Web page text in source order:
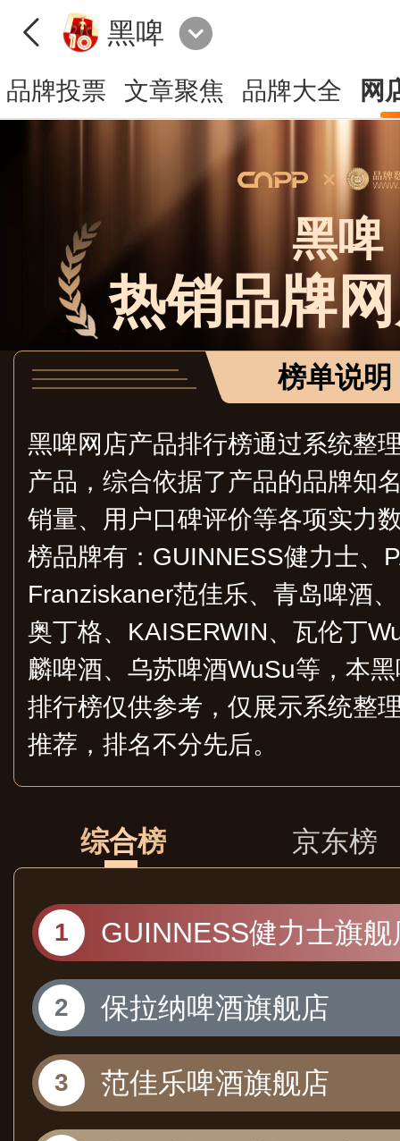
黑啤
品牌投票 文章聚焦 品牌大全 网
黑啤
热销品牌
榜单说明
黑啤网店产品排行榜通过系统整
产品，综合依据了产品的品牌知
销量、用户口碑评价等各项实力
榜品牌有：GUINNESS健力士、
Franziskaner范佳乐、青岛啤酒
奥丁格、KAISERWIN、瓦伦丁
麟啤酒、乌苏啤酒WuSu等，本
排行榜仅供参考，仅展示系统整
推荐，排名不分先后。
综合榜 京东榜
GUINNESS健力士旗舰
保拉纳啤酒旗舰店
范佳乐啤酒旗舰店